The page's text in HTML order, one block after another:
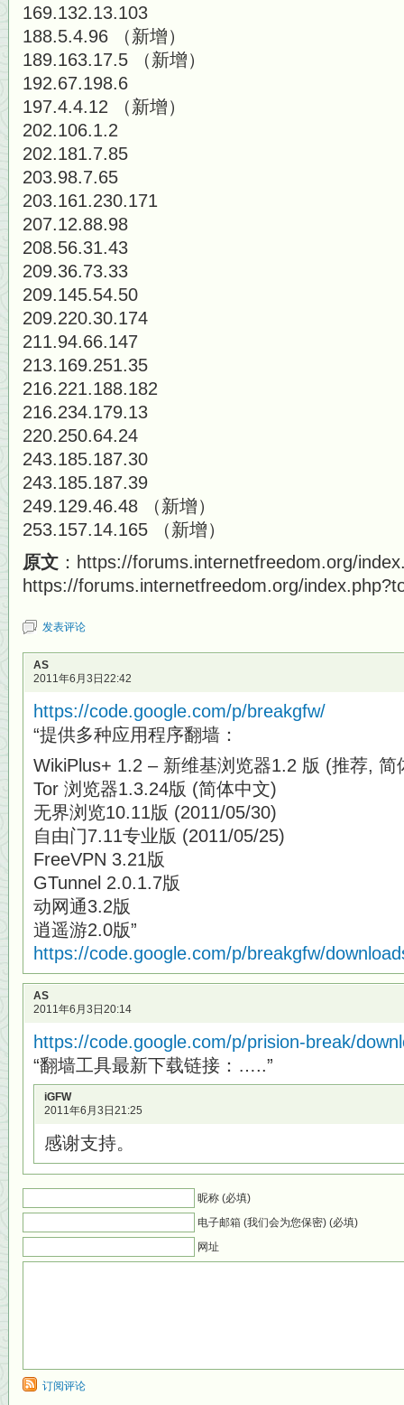
169.132.13.103
188.5.4.96 （新增）
189.163.17.5 （新增）
192.67.198.6
197.4.4.12 （新增）
202.106.1.2
202.181.7.85
203.98.7.65
203.161.230.171
207.12.88.98
208.56.31.43
209.36.73.33
209.145.54.50
209.220.30.174
211.94.66.147
213.169.251.35
216.221.188.182
216.234.179.13
220.250.64.24
243.185.187.30
243.185.187.39
249.129.46.48 （新增）
253.157.14.165 （新增）
原文 ：https://forums.internetfreedom.org/
https://forums.internetfreedom.org/
发表评论
AS
2011年6月3日22:42
https://code.google.com/p/breakgfw/
“提供多种应用程序翻墙：
WikiPlus+ 1.2 – 新维基浏览器1.2 版 (推荐, 简
Tor 浏览器1.3.24版 (简体中文)
无界浏览10.11版 (2011/05/30)
自由门7.11专业版 (2011/05/25)
FreeVPN 3.21版
GTunnel 2.0.1.7版
动网通3.2版
逍遥游2.0版”
https://code.google.com/p/breakgfw/
AS
2011年6月3日20:14
https://code.google.com/p/prision-break/
“翻墙工具最新下载链接：…..”
iGFW
2011年6月3日21:25
感谢支持。
昵称 (必填)
电子邮箱 (我们会为您保密) (必填)
网址
订阅评论